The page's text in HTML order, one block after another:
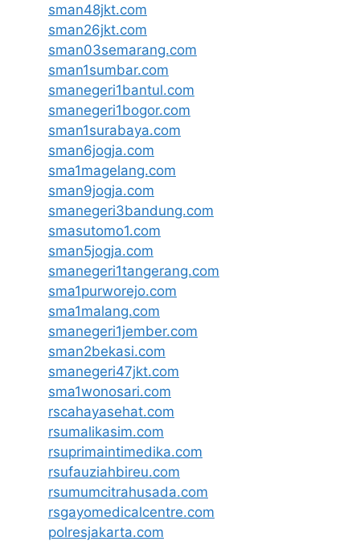
sman48jkt.com
sman26jkt.com
sman03semarang.com
sman1sumbar.com
smanegeri1bantul.com
smanegeri1bogor.com
sman1surabaya.com
sman6jogja.com
sma1magelang.com
sman9jogja.com
smanegeri3bandung.com
smasutomo1.com
sman5jogja.com
smanegeri1tangerang.com
sma1purworejo.com
sma1malang.com
smanegeri1jember.com
sman2bekasi.com
smanegeri47jkt.com
sma1wonosari.com
rscahayasehat.com
rsumalikasim.com
rsuprimaintimedika.com
rsufauziahbireu.com
rsumumcitrahusada.com
rsgayomedicalcentre.com
polresjakarta.com